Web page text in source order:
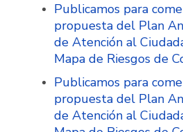
Publicamos para
propuesta del Plan
de Atención al
Mapa de Riesgos de
Publicamos para
propuesta del Plan
de Atención al